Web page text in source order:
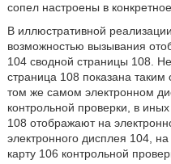
сопел настроены в
В иллюстративной
возможностью вызывания
104 сводной страницы 108.
страница 108 показана
том же самом электронном
контрольной проверки, в
108 отображают на
электронного дисплея 104,
карту 106 контрольной